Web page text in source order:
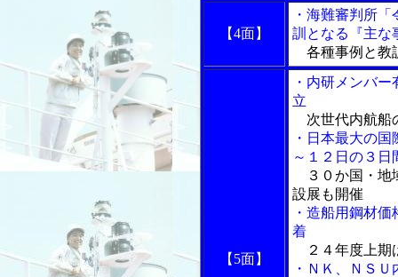
【4面】
・海難審判所
訓となる『主な
各種事例と教
【5面】
・内研メンバ
立
次世代内航船
・日本最大の
～１２日の３日
３０か国・地
設展も開催
・造船用鋼材
着
２４年度上期
・ＮＫ、ＮＳ